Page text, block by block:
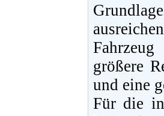
größere
und eine
Für die in